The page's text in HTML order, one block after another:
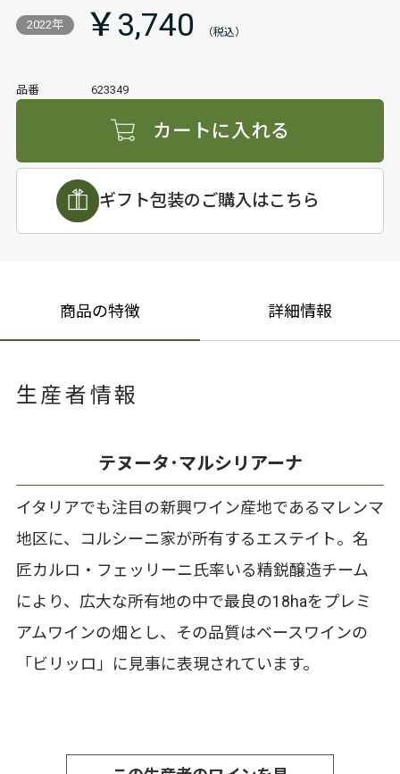
2022年 ￥3,740
品番 623349
カートに入れる
ギフト包装のご購入はこちら
商品の特徴 詳細情報
生産者情報
テヌータ･マルシリアーナ
イタリアでも注目の新興ワイン産地であるマレンマ
地区に、コルシーニ家が所有するエステイト。名
匠カルロ・フェッリーニ氏率いる精鋭醸造チーム
により、広大な所有地の中で最良の18haをプレミ
アムワインの畑とし、その品質はベースワインの
「ビリッロ」に見事に表現されています。